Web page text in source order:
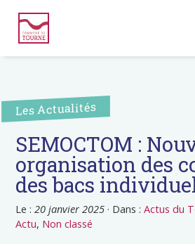
Les Actualités
SEMOCTOM :
organisation des
des bacs
Le :20 janvier 2025 · Dans :Actus du
Actu, Non classé